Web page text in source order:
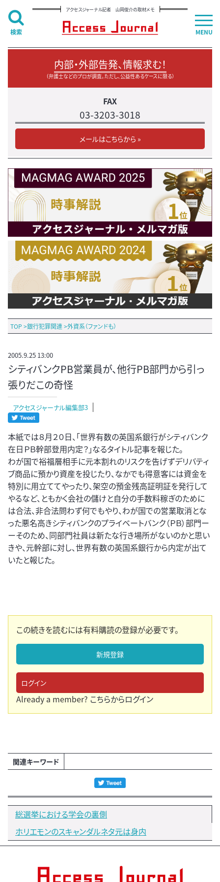
アクセスジャーナル記者 山岡俊介の取材メモ
内部・外部告発、情報求む！
（弁護士などのプロが調査。ただし、公益性あるケースに限る）
FAX
03-3203-3018
メールはこちらから »
TOP >銀行犯罪関連>外資系（ファンドも）
2005.9.25 13:00
シティバンクPB営業員が、他行PB部門から引っ
張りだこの奇怪
アクセスジャーナル編集部3
本紙では８月２０日、「世界有数の英国系銀行がシティバンク
在日ＰＢ幹部登用内定？」なるタイトル記事を報じた。
わが国で裕福層相手に元本割れのリスクを告げずデリバティ
ブ商品に預かり資産を投じたり、なかでも得意客には資金を
特別に用立ててやったり、架空の預金残高証明証を発行して
やるなど、ともかく会社の儲けと自分の手数料稼ぎのために
は合法、非合法問わず何でもやり、わが国での営業取消とな
った悪名高きシティバンクのプライベートバンク（ＰＢ）部門ー
ーそのため、同部門社員は新たな行き場所がないのかと思い
きや、元幹部に対し、世界有数の英国系銀行から内定が出て
いたと報じた。
この続きを読むには有料購読の登録が必要です。
新規登録
ログイン
Already a member? こちらからログイン
関連キーワード
総選挙における学会の裏側
ホリエモンのスキャンダルネタ元は身内
MENU
検索